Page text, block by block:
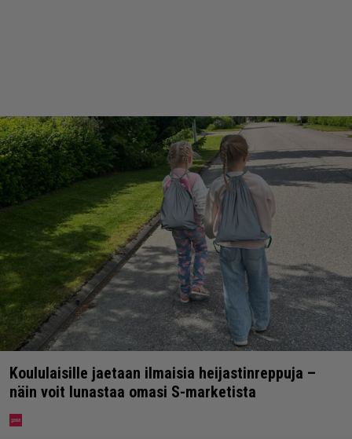
Koululaisille jaetaan ilmaisia heijastinreppuja –
näin voit lunastaa omasi S-marketista